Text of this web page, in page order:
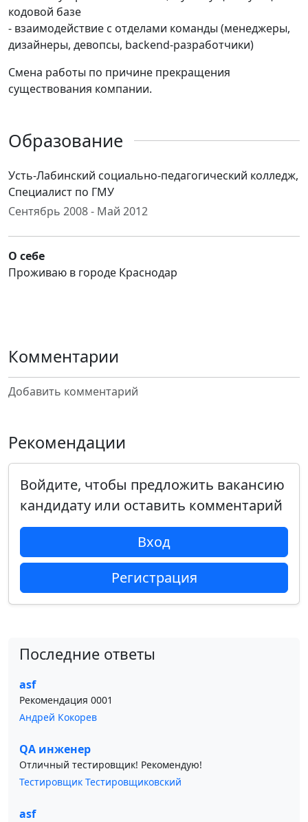
кодовой базе
- взаимодействие с отделами команды (менеджеры,
дизайнеры, девопсы, backend-разработчики)
Смена работы по причине прекращения
существования компании.
Образование
Усть-Лабинский социально-педагогический колледж,
Специалист по ГМУ
Сентябрь 2008 - Май 2012
О себе
Проживаю в городе Краснодар
Комментарии
Добавить комментарий
Рекомендации
Войдите, чтобы предложить вакансию
кандидату или оставить комментарий
Вход
Регистрация
Последние ответы
asf
Рекомендация 0001
Андрей Кокорев
QA инженер
Отличный тестировщик! Рекомендую!
Тестировщик Тестировщиковский
asf